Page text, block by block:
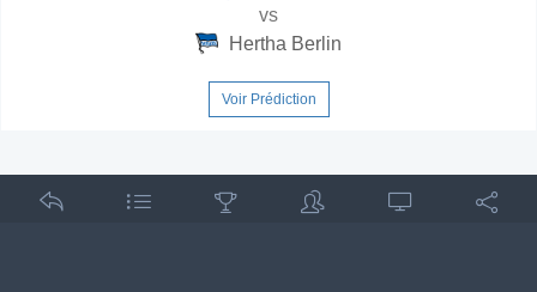
vs
Hertha Berlin
Voir Prédiction